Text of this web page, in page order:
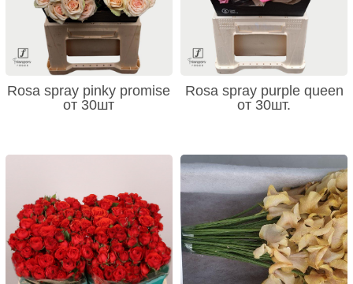
Rosa spray pinky promise
от 30шт
Rosa spray purple queen
от 30шт.